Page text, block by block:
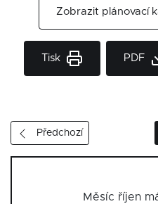
Zobrazit plánovací
Tisk PDF
Předchozí
Měsíc říjen